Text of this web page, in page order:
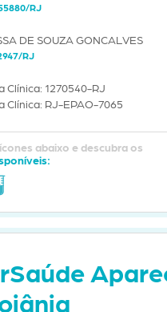
RJ
DE SOUZA GONCALVES
RJ
Clínica: 1270540-RJ
Clínica: RJ-EPAO-7065
abaixo e descubra os